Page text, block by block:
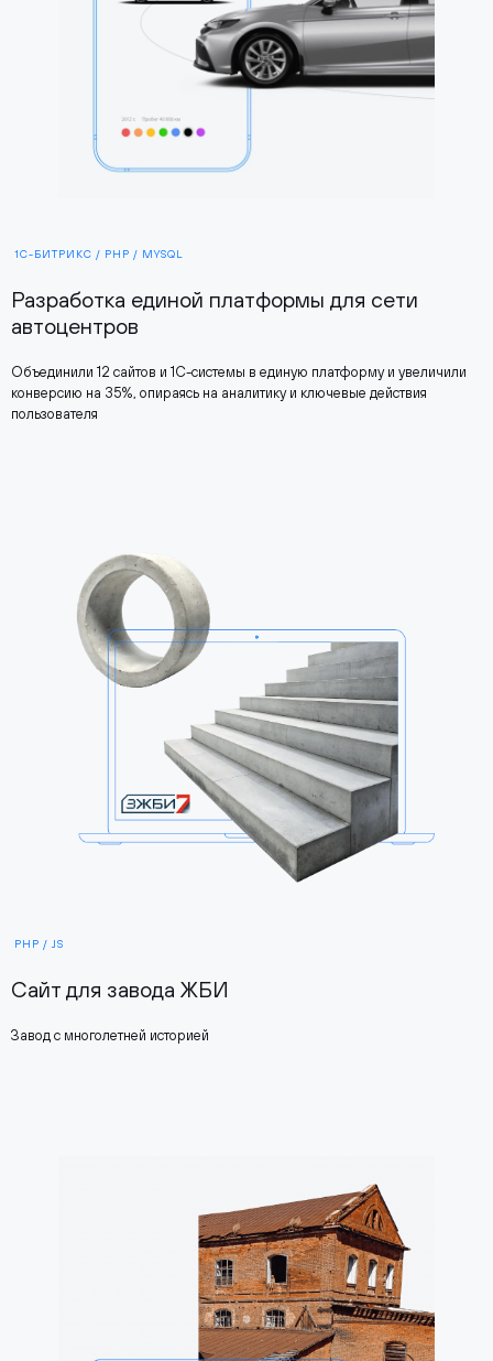
1С-БИТРИКС / PHP / MYSQL
Разработка единой платформы для сети
автоцентров
Объединили 12 сайтов и 1С-системы в единую платформу и увеличили
конверсию на 35%, опираясь на аналитику и ключевые действия
пользователя
PHP / JS
Сайт для завода ЖБИ
Завод с многолетней историей